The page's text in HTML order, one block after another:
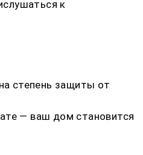
к
степень защиты от
— ваш дом становится